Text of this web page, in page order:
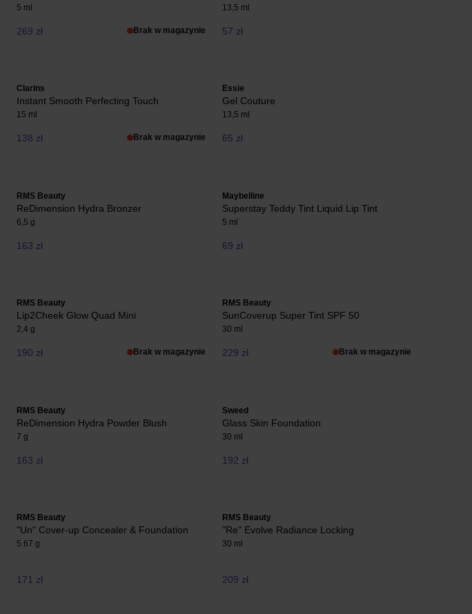
5 ml
269 zł Brak w magazynie
13,5 ml
57 zł
Clarins
Instant Smooth Perfecting Touch
15 ml
138 zł Brak w magazynie
Essie
Gel Couture
13,5 ml
65 zł
RMS Beauty
ReDimension Hydra Bronzer
6,5 g
163 zł
Maybelline
Superstay Teddy Tint Liquid Lip Tint
5 ml
69 zł
RMS Beauty
Lip2Cheek Glow Quad Mini
2,4 g
190 zł Brak w magazynie
RMS Beauty
SunCoverup Super Tint SPF 50
30 ml
229 zł Brak w magazynie
RMS Beauty
ReDimension Hydra Powder Blush
7 g
163 zł
Sweed
Glass Skin Foundation
30 ml
192 zł
RMS Beauty
"Un" Cover-up Concealer & Foundation
5.67 g
171 zł
RMS Beauty
"Re" Evolve Radiance Locking
30 ml
209 zł